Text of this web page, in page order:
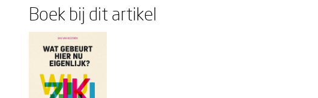
Boek bij dit artikel